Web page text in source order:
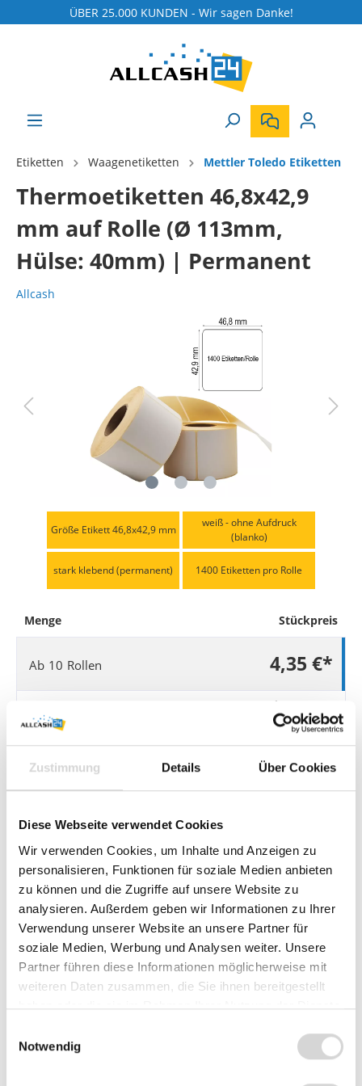
Zustimmung Details Über Cookies
Diese Webseite verwendet Cookies
Wir verwenden Cookies, um Inhalte und Anzeigen zu
personalisieren, Funktionen für soziale Medien anbieten
zu können und die Zugriffe auf unsere Website zu
analysieren. Außerdem geben wir Informationen zu Ihrer
Verwendung unserer Website an unsere Partner für
soziale Medien, Werbung und Analysen weiter. Unsere
Partner führen diese Informationen möglicherweise mit
weiteren Daten zusammen, die Sie ihnen bereitgestellt
haben oder die sie im Rahmen Ihrer Nutzung der Dienste
Notwendig
ÜBER 25.000 KUNDEN - Wir sagen Danke!
Etiketten Waagenetiketten Mettler Toledo Etiketten
Thermoetiketten 46,8x42,9
mm auf Rolle (Ø 113mm,
Hülse: 40mm) | Permanent
Allcash
Größe Etikett 46,8x42,9 mm
weiß - ohne Aufdruck
(blanko)
stark klebend (permanent) 1400 Etiketten pro Rolle
Menge Stückpreis
Ab 10 Rollen 4,35 €*
Ab 20 3,95 €*
0,40 € gespart
-9.2%
Ab 50 3,65 €*
0,70 € gespart
3,45 €*
Ab 200 Rollen 3,35 €*
1,00 € gespart
-23%
Ab 400 Rollen 3,15 €*
1,20 € gespart
-27.6
Ab 800 Rollen 2,95 €*
1,40 € gespart
Sie benötigen größere Mengen? Jetzt Angebot anfordern
Preise exkl. MwSt. zzgl. Versandkosten